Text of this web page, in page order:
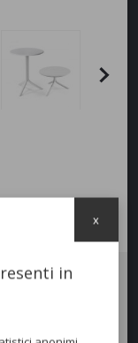
a 3 razze e
di piedini
in
x